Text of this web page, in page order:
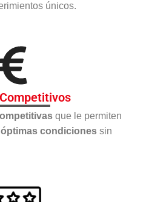
únicos.
que le permiten
óptimas condiciones sin